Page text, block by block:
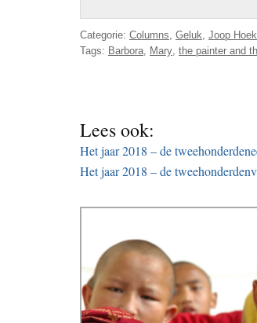
Categorie: Columns Geluk Joop Hoek
Tags: Barbora Mary the painter and
Lees ook:
Het jaar 2018 – de
Het jaar 2018 – de